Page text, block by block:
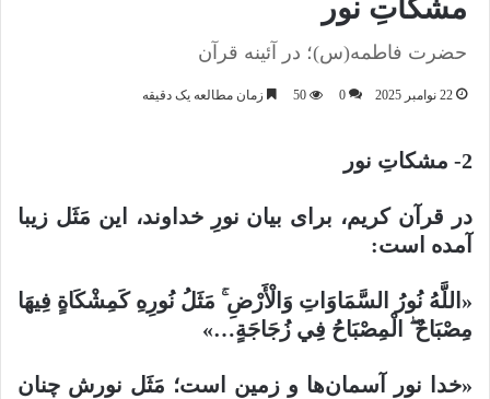
مشکاتِ نور
حضرت فاطمه(س)؛ در آئینه قرآن
22 نوامبر 2025 0
50 زمان مطالعه یک دقیقه
2- مشکاتِ نور
در قرآن کریم، برای بیان نورِ خداوند، این مَثَل زیبا
آمده است:
«اللَّهُ نُورُ السَّمَاوَاتِ وَالْأَرْضِ ۚ مَثَلُ نُورِهِ كَمِشْكَاةٍ فِيهَا
مِصْبَاحٌ ۖ الْمِصْبَاحُ فِي زُجَاجَةٍ…»
«خدا نور آسمان‌ها و زمین است؛ مَثَل نورش چنان